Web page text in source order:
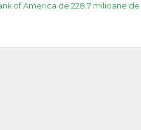
of America de 228,7 milioane